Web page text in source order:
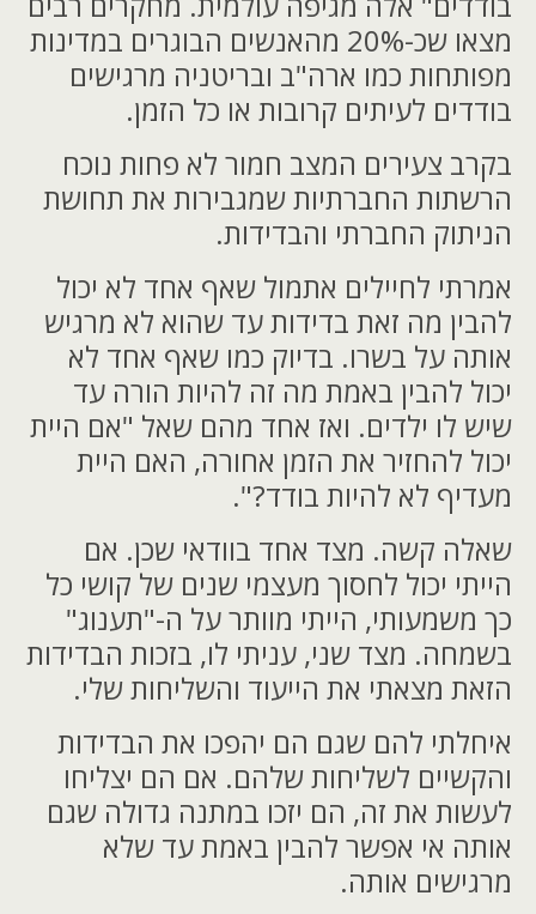
מצאו שכ-20% מהאנשים הבוגרים במדינות
מפותחות כמו ארה"ב ובריטניה מרגישים
בודדים לעיתים קרובות או כל הזמן.
בקרב צעירים המצב חמור לא פחות נוכח
הרשתות החברתיות שמגבירות את תחושת
הניתוק החברתי והבדידות.
אמרתי לחיילים אתמול שאף אחד לא יכול
להבין מה זאת בדידות עד שהוא לא מרגיש
אותה על בשרו. בדיוק כמו שאף אחד לא
יכול להבין באמת מה זה להיות הורה עד
שיש לו ילדים. ואז אחד מהם שאל "אם היית
יכול להחזיר את הזמן אחורה, האם היית
מעדיף לא להיות בודד?".
שאלה קשה. מצד אחד בוודאי שכן. אם
הייתי יכול לחסוך מעצמי שנים של קושי כל
כך משמעותי, הייתי מוותר על ה-"תענוג"
בשמחה. מצד שני, עניתי לו, בזכות הבדידות
הזאת מצאתי את הייעוד והשליחות שלי.
איחלתי להם שגם הם יהפכו את הבדידות
והקשיים לשליחות שלהם. אם הם יצליחו
לעשות את זה, הם יזכו במתנה גדולה שגם
אותה אי אפשר להבין באמת עד שלא
מרגישים אותה.